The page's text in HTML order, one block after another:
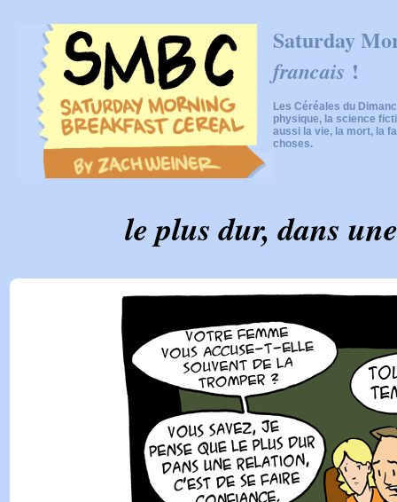
Saturday
francais !
Les Céréales du
physique, la science
aussi la vie, la mort, la
choses.
le plus dur, dans